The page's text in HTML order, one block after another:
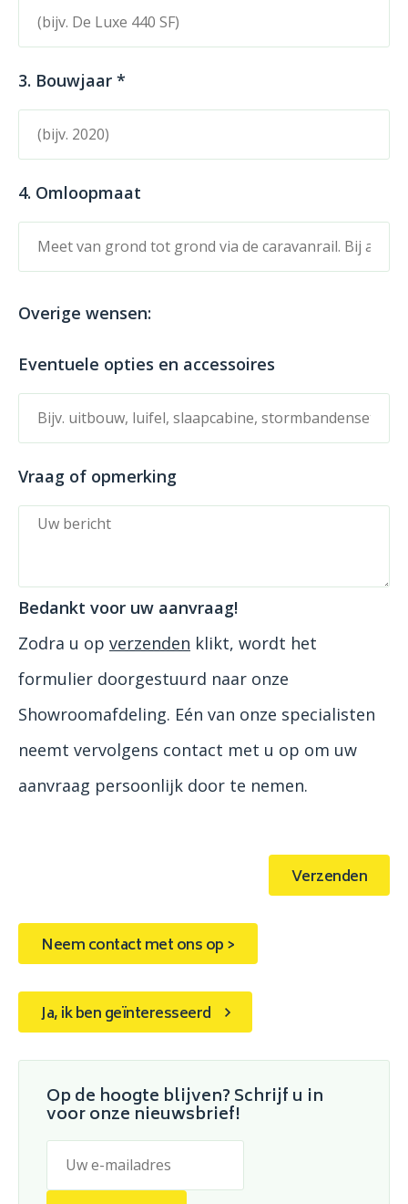
3. Bouwjaar *
4. Omloopmaat
Overige wensen:
Eventuele opties en accessoires
Vraag of opmerking
Bedankt voor uw aanvraag!
Zodra u op verzenden klikt, wordt het
formulier doorgestuurd naar onze
Showroomafdeling. Eén van onze specialisten
neemt vervolgens contact met u op om uw
aanvraag persoonlijk door te nemen.
Verzenden
Neem contact met ons op >
Ja, ik ben geïnteresseerd
Op de hoogte blijven? Schrijf u in
voor onze nieuwsbrief!